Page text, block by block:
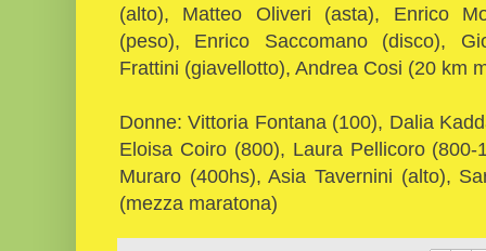
(alto), Matteo Oliveri (asta), Enrico
(peso), Enrico Saccomano (disco),
Frattini (giavellotto), Andrea Cosi (20 km
Donne: Vittoria Fontana (100), Dalia
Eloisa Coiro (800), Laura Pellicoro
Muraro (400hs), Asia Tavernini (alto),
(mezza maratona)